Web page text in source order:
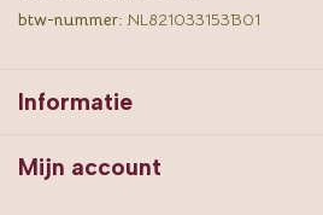
btw-nummer: NL821033153B01
Informatie
Mijn account